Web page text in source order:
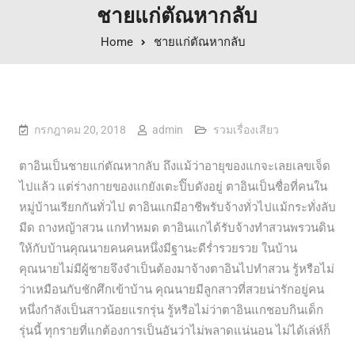
ชายแก่ตัณหากลับ
Home ชายแก่ตัณหากลับ
กรกฎาคม 20, 2018 admin รวมเรื่องเสียว
ตาอินเป็นชายแก่ตัณหากลับ ถึงแม้ว่าอายุของแกจะเลยเลขเจ็ด
ไปแล้ว แต่ร่างกายของแกยังเตะปิ๊บดังอยู่ ตาอินเป็นชื่อที่คนใน
หมู่บ้านเรียกกันทั่วไป ตาอินแกมีอาชีพรับจ้างทั่วไปแม้กระทั่งลับ
มีด ถางหญ้าสวน แกทำหมด ตาอินแกได้รับจ้างทำสวนพรวนดิน
ให้กับบ้านคุณนายคนคนหนึ่งมีฐานะดีร่ำรวยรวย ในบ้าน
คุณนายไม่มีผู้ชายจึงจำเป็นต้องมาจ้างตาอินไปทำสวน รู้หรือไม่
ว่าเหมือนกับชักศึกเข้าบ้าน คุณนายมีลูกสาวที่สวยน่ารักอยู่คน
หนึ่งกำลังเป็นสาวน้อยแรกรุ่น รู้หรือไม่ว่าตาอินแกชอบกินเด็ก
รุ่นนี้ ทุกรายที่แกต้องการเป็นอันว่าไม่พลาดแน่นอน ไม่ได้เล่ห์ก็